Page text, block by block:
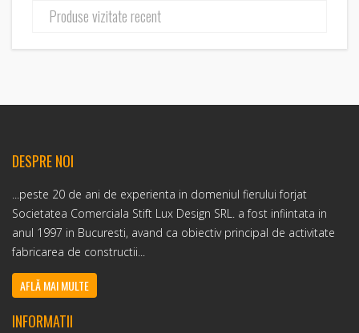
Produse vizitate recent
DESPRE NOI
...peste 20 de ani de experienta in domeniul fierului forjat
Societatea Comerciala Stift Lux Design SRL. a fost infiintata in
anul 1997 in Bucuresti, avand ca obiectiv principal de activitate
fabricarea de constructii...
AFLĂ MAI MULTE
INFORMATII